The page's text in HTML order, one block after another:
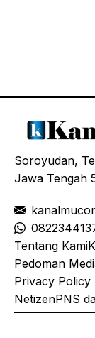
Soroyudan,
Jawa Tengah
08
Tentang Kami
Pedoman
Privacy Policy
NetizenPNS